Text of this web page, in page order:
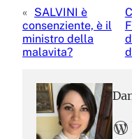
« SALVINI è
consenziente, è il
ministro della
malavita?
WordPress